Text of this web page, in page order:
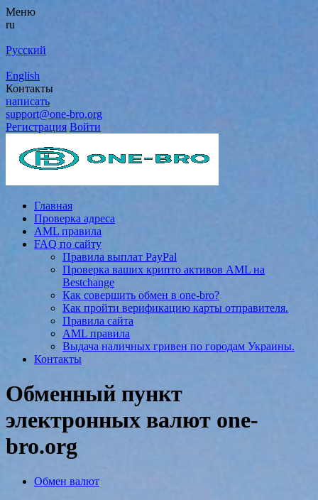
Меню
ru
Русский
English
Контакты
написать
support@one-bro.org
Регистрация Войти
Главная
Проверка адреса
AML правила
FAQ по сайту
Правила выплат PayPal
Проверка ваших крипто активов AML на
Bestchange
Как совершить обмен в one-bro?
Как пройти верификацию карты отправителя.
Правила сайта
AML правила
Выдача наличных гривен по городам Украины.
Контакты
Обменный пункт
электронных валют one-
bro.org
Обмен валют